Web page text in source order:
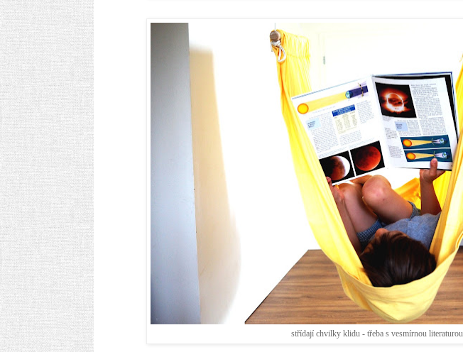
střídají chvilky klidu - třeba s vesmírnou literaturou.